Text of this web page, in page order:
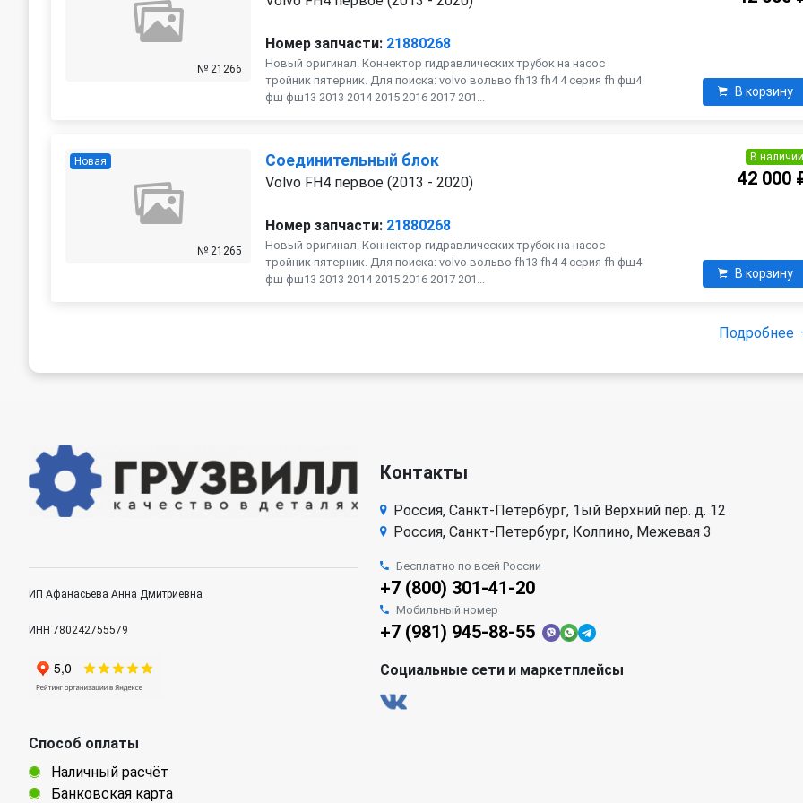
№ 21266
Номер запчасти: 21880268
Новый оригинал. Коннектор гидравлических трубок на насос
тройник пятерник. Для поиска: volvo вольво fh13 fh4 4 серия fh фш4
фш фш13 2013 2014 2015 2016 2017 201...
В корзину
Новая
№ 21265
Соединительный блок
Volvo FH4 первое (2013 - 2020)
Номер запчасти: 21880268
Новый оригинал. Коннектор гидравлических трубок на насос
тройник пятерник. Для поиска: volvo вольво fh13 fh4 4 серия fh фш4
фш фш13 2013 2014 2015 2016 2017 201...
В
42 000
В корзину
Подробнее
ИП Афанасьева Анна Дмитриевна
ИНН 780242755579
Способ оплаты
Наличный расчёт
Банковская карта
Контакты
Россия, Санкт-Петербург, 1ый Верхний пер. д. 12
Россия, Санкт-Петербург, Колпино, Межевая 3
Бесплатно по всей России
+7 (800) 301-41-20
Мобильный номер
+7 (981) 945-88-55
Социальные сети и маркетплейсы